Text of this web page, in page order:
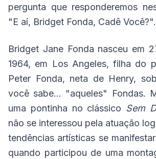
pergunta que responderemos
"E aí, Bridget Fonda, Cadê Você?".
Bridget Jane Fonda nasceu em
1964, em Los Angeles, filha do
Peter Fonda, neta de Henry,
você sabe... "aqueles" Fondas.
uma pontinha no clássico Sem
não se interessou pela atuação
tendências artísticas se
quando participou de uma